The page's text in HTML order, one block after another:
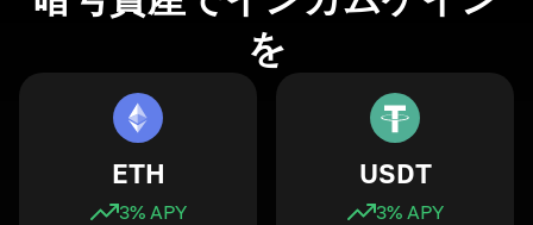
を
ETH
3% APY
USDT
3% APY